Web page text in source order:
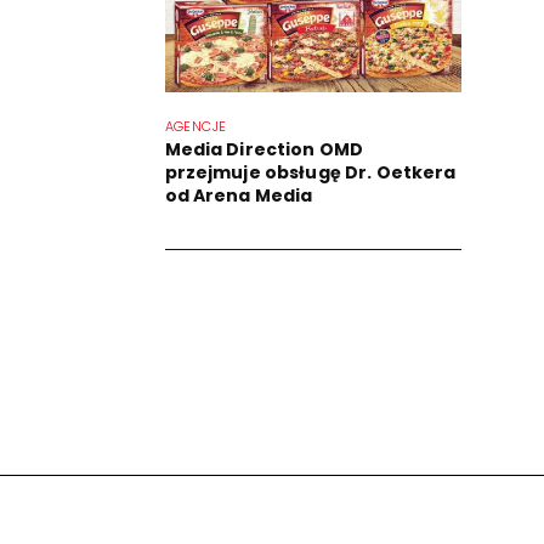
AGENCJE
Media Direction OMD
przejmuje obsługę Dr. Oetkera
od Arena Media